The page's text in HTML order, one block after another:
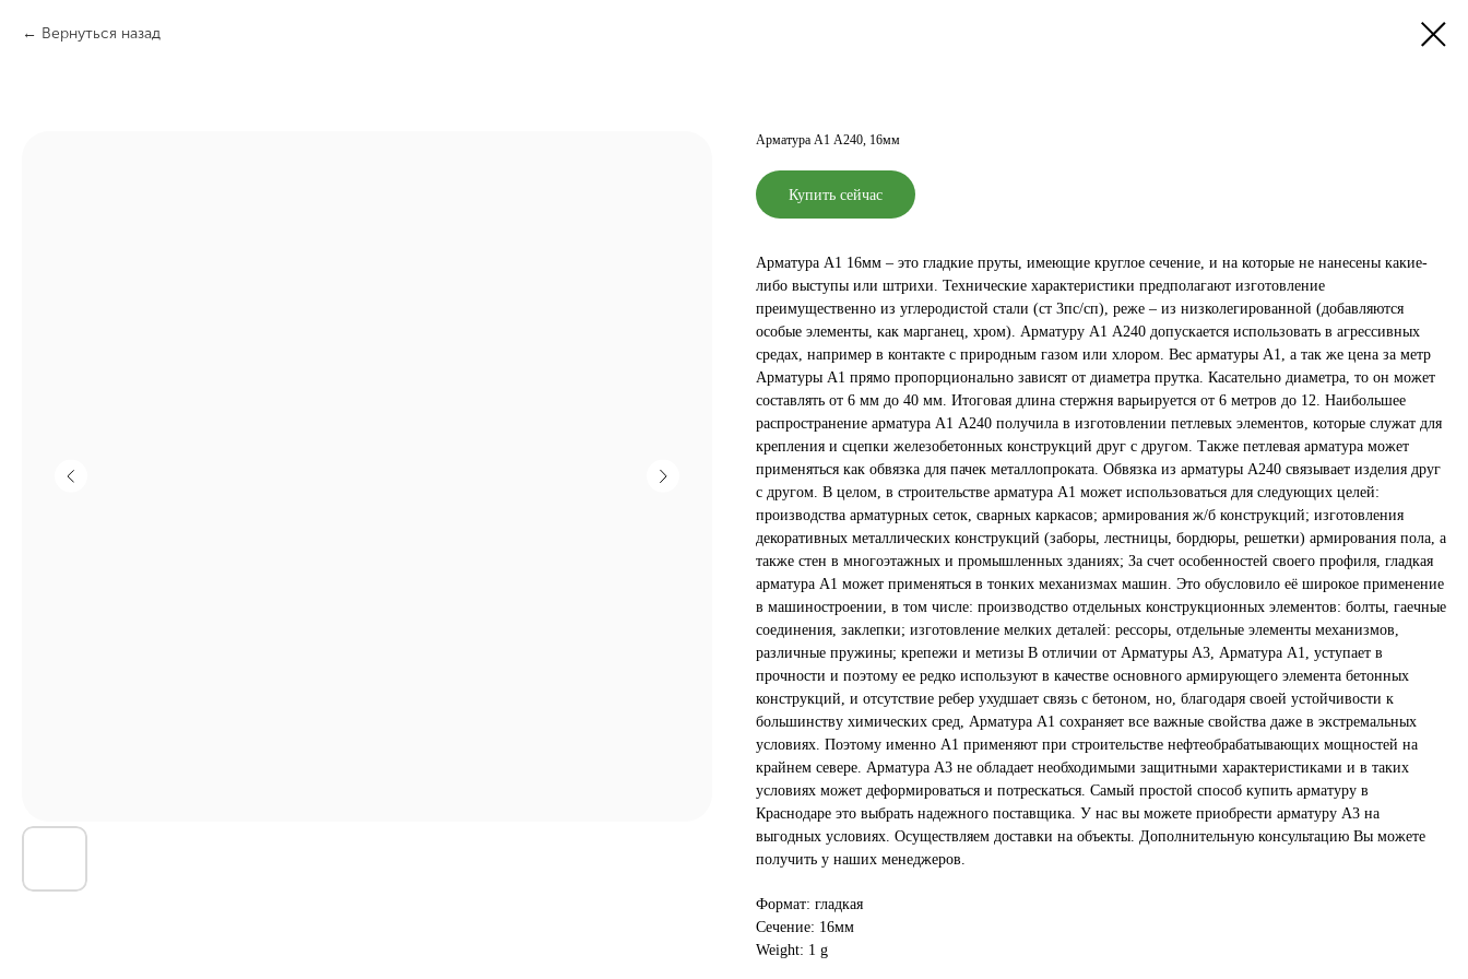
Вернуться назад
Арматура А1 А240, 16мм
Купить сейчас
Арматура А1 16мм – это гладкие пруты, имеющие круглое сечение, и на которые не нанесены какие-
либо выступы или штрихи. Технические характеристики предполагают изготовление
преимущественно из углеродистой стали (ст 3пс/сп), реже – из низколегированной (добавляются
особые элементы, как марганец, хром). Арматуру А1 А240 допускается использовать в агрессивных
средах, например в контакте с природным газом или хлором. Вес арматуры А1, а так же цена за метр
Арматуры А1 прямо пропорционально зависят от диаметра прутка. Касательно диаметра, то он может
составлять от 6 мм до 40 мм. Итоговая длина стержня варьируется от 6 метров до 12. Наибольшее
распространение арматура А1 А240 получила в изготовлении петлевых элементов, которые служат для
крепления и сцепки железобетонных конструкций друг с другом. Также петлевая арматура может
применяться как обвязка для пачек металлопроката. Обвязка из арматуры А240 связывает изделия друг
с другом. В целом, в строительстве арматура А1 может использоваться для следующих целей:
производства арматурных сеток, сварных каркасов; армирования ж/б конструкций; изготовления
декоративных металлических конструкций (заборы, лестницы, бордюры, решетки) армирования пола, а
также стен в многоэтажных и промышленных зданиях; За счет особенностей своего профиля, гладкая
арматура А1 может применяться в тонких механизмах машин. Это обусловило её широкое применение
в машиностроении, в том числе: производство отдельных конструкционных элементов: болты, гаечные
соединения, заклепки; изготовление мелких деталей: рессоры, отдельные элементы механизмов,
различные пружины; крепежи и метизы В отличии от Арматуры А3, Арматура А1, уступает в
прочности и поэтому ее редко используют в качестве основного армирующего элемента бетонных
конструкций, и отсутствие ребер ухудшает связь с бетоном, но, благодаря своей устойчивости к
большинству химических сред, Арматура А1 сохраняет все важные свойства даже в экстремальных
условиях. Поэтому именно А1 применяют при строительстве нефтеобрабатывающих мощностей на
крайнем севере. Арматура А3 не обладает необходимыми защитными характеристиками и в таких
условиях может деформироваться и потрескаться. Самый простой способ купить арматуру в
Краснодаре это выбрать надежного поставщика. У нас вы можете приобрести арматуру А3 на
выгодных условиях. Осуществляем доставки на объекты. Дополнительную консультацию Вы можете
получить у наших менеджеров.
Формат: гладкая
Сечение: 16мм
Weight: 1 g